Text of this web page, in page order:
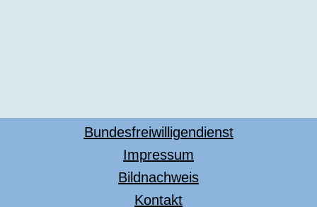
Bundesfreiwilligendienst
Impressum
Bildnachweis
Kontakt